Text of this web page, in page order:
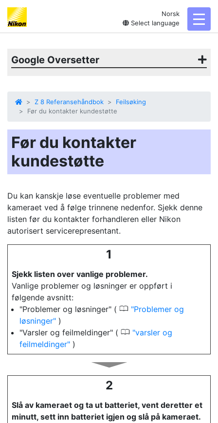
Norsk
Select language
Google Oversetter
Z 8 Referansehåndbok
Feilsøking
Før du kontakter kundestøtte
Før du kontakter
kundestøtte
Du kan kanskje løse eventuelle problemer med
kameraet ved å følge trinnene nedenfor. Sjekk denne
listen før du kontakter forhandleren eller Nikon
autorisert servicerepresentant.
1
Sjekk listen over vanlige problemer.
Vanlige problemer og løsninger er oppført i
følgende avsnitt:
"Problemer og løsninger" ( 0 Problemer og
løsninger )
"Varsler og feilmeldinger" ( 0 varsler og
feilmeldinger )
2
Slå av kameraet og ta ut batteriet, vent deretter et
minutt, sett inn batteriet igjen og slå på kameraet.